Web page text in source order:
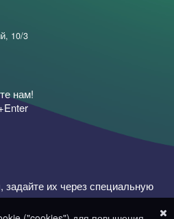
10/3
нам!
задайте их через специальную